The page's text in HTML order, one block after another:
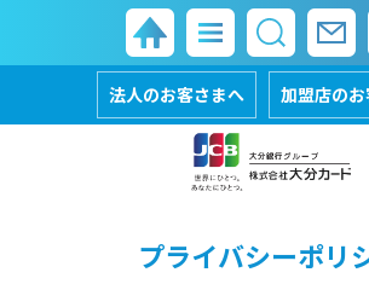
法人のお客さまへ 加盟店の
プライバシーポリ